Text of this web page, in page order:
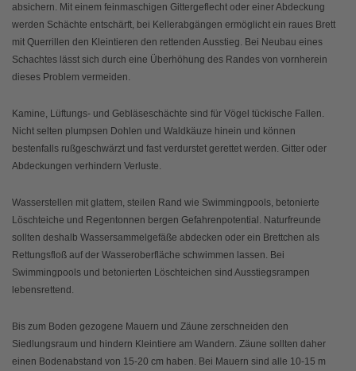
absichern. Mit einem feinmaschigen Gittergeflecht oder einer Abdeckung
werden Schächte entschärft, bei Kellerabgängen ermöglicht ein raues Brett
mit Querrillen den Kleintieren den rettenden Ausstieg. Bei Neubau eines
Schachtes lässt sich durch eine Überhöhung des Randes von vornherein
dieses Problem vermeiden.
Kamine, Lüftungs- und Gebläseschächte sind für Vögel tückische Fallen.
Nicht selten plumpsen Dohlen und Waldkäuze hinein und können
bestenfalls rußgeschwärzt und fast verdurstet gerettet werden. Gitter oder
Abdeckungen verhindern Verluste.
Wasserstellen mit glattem, steilen Rand wie Swimmingpools, betonierte
Löschteiche und Regentonnen bergen Gefahrenpotential. Naturfreunde
sollten deshalb Wassersammelgefäße abdecken oder ein Brettchen als
Rettungsfloß auf der Wasseroberfläche schwimmen lassen. Bei
Swimmingpools und betonierten Löschteichen sind Ausstiegsrampen
lebensrettend.
Bis zum Boden gezogene Mauern und Zäune zerschneiden den
Siedlungsraum und hindern Kleintiere am Wandern. Zäune sollten daher
einen Bodenabstand von 15-20 cm haben. Bei Mauern sind alle 10-15 m